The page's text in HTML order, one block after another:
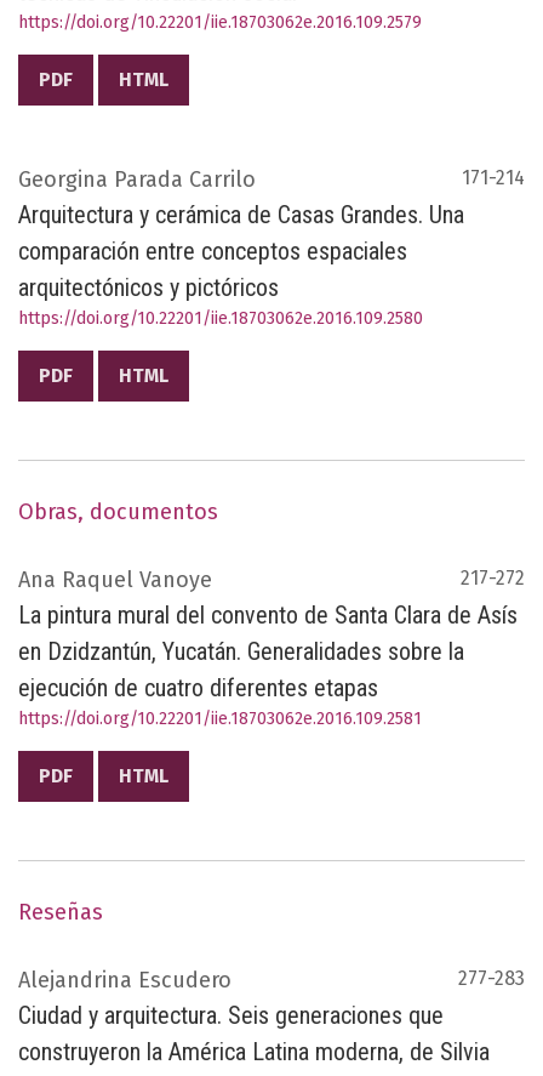
https://doi.org/10.22201/iie.18703062e.2016.109.2579
PDF HTML
Georgina Parada Carrilo 171-214
Arquitectura y cerámica de Casas Grandes. Una
comparación entre conceptos espaciales
arquitectónicos y pictóricos
https://doi.org/10.22201/iie.18703062e.2016.109.2580
PDF HTML
Obras, documentos
Ana Raquel Vanoye 217-272
La pintura mural del convento de Santa Clara de Asís
en Dzidzantún, Yucatán. Generalidades sobre la
ejecución de cuatro diferentes etapas
https://doi.org/10.22201/iie.18703062e.2016.109.2581
PDF HTML
Reseñas
Alejandrina Escudero 277-283
Ciudad y arquitectura. Seis generaciones que
construyeron la América Latina moderna, de Silvia